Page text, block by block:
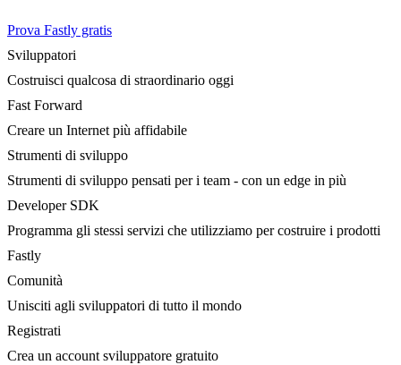
Prova Fastly gratis
Sviluppatori
Costruisci qualcosa di straordinario oggi
Fast Forward
Creare un Internet più affidabile
Strumenti di sviluppo
Strumenti di sviluppo pensati per i team - con un edge in più
Developer SDK
Programma gli stessi servizi che utilizziamo per costruire i prodotti
Fastly
Comunità
Unisciti agli sviluppatori di tutto il mondo
Registrati
Crea un account sviluppatore gratuito